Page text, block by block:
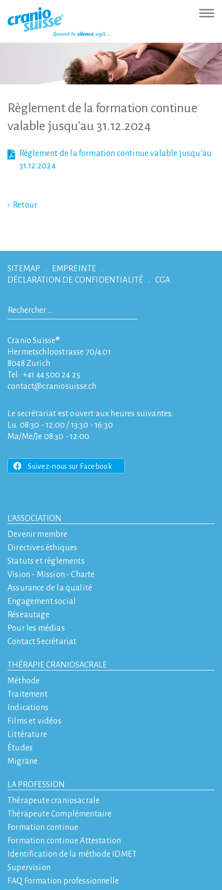
(Accesskey
Hauptnavigation
(Accesskey
Inhalt
(Accesskey
Sprachumschaltung
(Accesskey
Règlement de la formation continue
valable jusqu'au 31.12.2024
Règlement de la formation continue valable jusqu'au
31.12.2024
Retour
SITEMAP
EMPREINTE
DÉCLARATION DE CONFIDENTIALITÉ
CGA
Cranio Suisse®
Hermetschloostrasse 70/4.01
8048 Zurich
Tel: +41 44 500 24 25
contact
craniosuisse.ch
Le secrétariat est ouvert aux heures suivantes:
Lu. 08:30 - 12:00 / 13:30 - 16:30
Ma/Me/Je 08:30 - 12:00
Suivez-nous sur Facebook
L’ASSOCIATION
Devenir membre
Directives éthiques
Statuts et règlements
Vision - Mission - Charte
Assurance de la qualité
Engagement social
Réseautage
Pour les médias
Contact Secrétariat
THÉRAPIE CRANIOSACRALE
Méthode
Traitement
Indications
Films et vidéos
Littérature
Études
Migräne
LA PROFESSION
Thérapeute craniosacrale
Thérapeute Complémentaire
Formation continue
Formation continue Attestation
Identification de la méthode IDMET
Supervision
FAQ Formation professionnelle